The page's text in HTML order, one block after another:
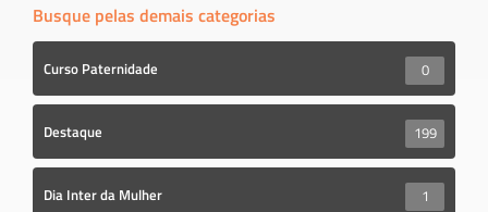
Busque pelas demais categorias
Curso Paternidade 0
Destaque 199
Dia Inter da Mulher 1